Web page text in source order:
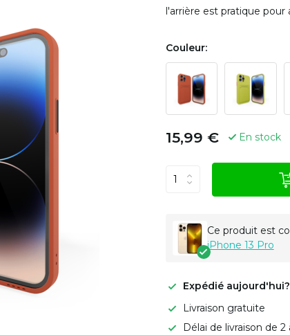
l'arrière est pratique
Couleur:
15,99 € En stock
Ce produit est
iPhone 13 Pro
Expédié
Livraison gratuite
Délai de livraison de 2